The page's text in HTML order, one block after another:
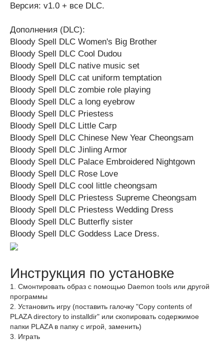
Версия: v1.0 + все DLC.
Дополнения (DLC):
Bloody Spell DLC Women's Big Brother
Bloody Spell DLC Cool Dudou
Bloody Spell DLC native music set
Bloody Spell DLC cat uniform temptation
Bloody Spell DLC zombie role playing
Bloody Spell DLC a long eyebrow
Bloody Spell DLC Priestess
Bloody Spell DLC Little Carp
Bloody Spell DLC Chinese New Year Cheongsam
Bloody Spell DLC Jinling Armor
Bloody Spell DLC Palace Embroidered Nightgown
Bloody Spell DLC Rose Love
Bloody Spell DLC cool little cheongsam
Bloody Spell DLC Priestess Supreme Cheongsam
Bloody Spell DLC Priestess Wedding Dress
Bloody Spell DLC Butterfly sister
Bloody Spell DLC Goddess Lace Dress.
Инструкция по установке
1. Смонтировать образ с помощью Daemon tools или другой
программы
2. Установить игру (поставить галочку "Copy contents of
PLAZA directory to installdir" или скопировать содержимое
папки PLAZA в папку с игрой, заменить)
3. Играть